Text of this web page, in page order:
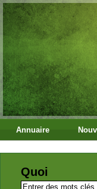
Annuaire
Quoi